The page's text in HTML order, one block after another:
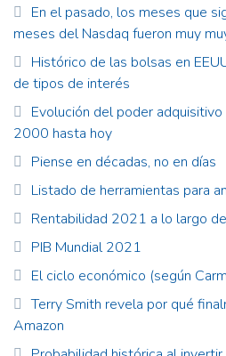
En el pasado, los meses que
meses del Nasdaq fueron muy
Histórico de las bolsas en
de tipos de interés
Evolución del poder
2000 hasta hoy
Piense en décadas, no en días
Listado de herramientas para
Rentabilidad 2021 a lo largo
PIB Mundial 2021
El ciclo económico (según
Terry Smith revela por qué
Amazon